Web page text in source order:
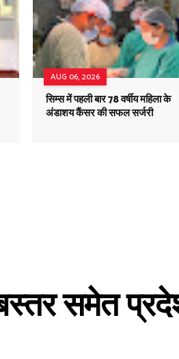
AUG 06, 2026
सिम्स में पहली बार 78 वर्षीय महिला के
अंडाशय कैंसर की सफल सर्जरी
समेत